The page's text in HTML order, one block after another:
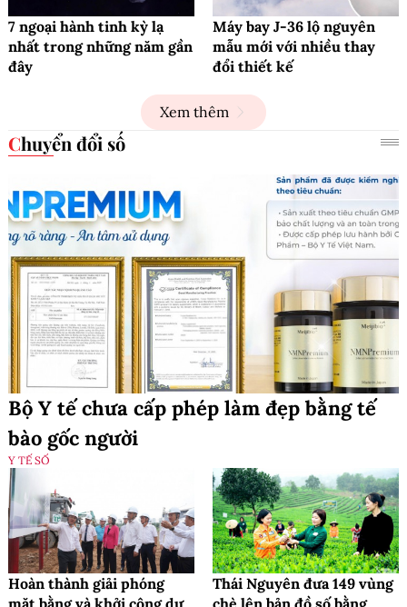
7 ngoại hành tinh kỳ lạ
nhất trong những năm gần
đây
Máy bay J-36 lộ nguyên
mẫu mới với nhiều thay
đổi thiết kế
Xem thêm
Chuyển đổi số
Bộ Y tế chưa cấp phép làm đẹp bằng tế
bào gốc người
Y TẾ SỐ
Hoàn thành giải phóng
mặt bằng và khởi công dự
Thái Nguyên đưa 149 vùng
chè lên bản đồ số bằng